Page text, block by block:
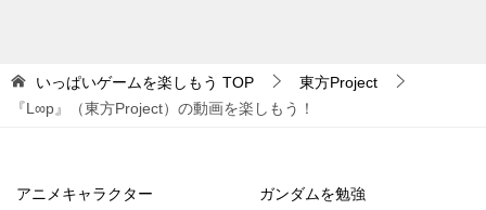
いっぱいゲームを楽しもう TOP
東方Project
『L∞p』（東方Project）の動画を楽しもう！
アニメキャラクター ガンダムを勉強